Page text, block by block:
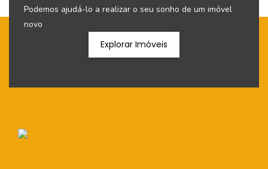
Podemos ajudá-lo a realizar o seu sonho de um imóvel
novo
Explorar Imóveis